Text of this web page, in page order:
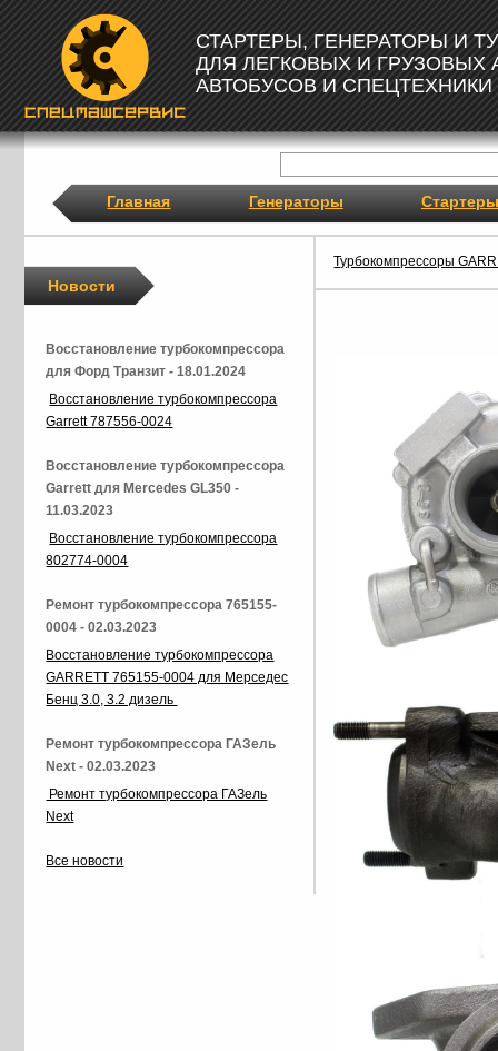
СТАРТЕРЫ, ГЕНЕРАТОРЫ И
ДЛЯ ЛЕГКОВЫХ И ГРУЗОВЫХ
АВТОБУСОВ И СПЕЦТЕХНИКИ
Главная Генераторы Стартеры
Турбокомпрессоры
Новости
Восстановление турбокомпрессора
для Форд Транзит - 18.01.2024
Восстановление турбокомпрессора
Garrett 787556-0024
Восстановление турбокомпрессора
Garrett для Mercedes GL350 -
11.03.2023
Восстановление турбокомпрессора
802774-0004
Ремонт турбокомпрессора 765155-
0004 - 02.03.2023
Восстановление турбокомпрессора
GARRETT 765155-0004 для Мерседес
Бенц 3.0, 3.2 дизель
Ремонт турбокомпрессора ГАЗель
Next - 02.03.2023
Ремонт турбокомпрессора ГАЗель
Next
Все новости